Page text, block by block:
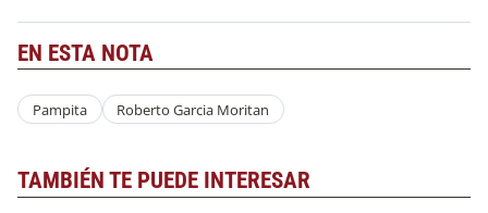
EN ESTA NOTA
Pampita Roberto Garcia Moritan
TAMBIÉN TE PUEDE INTERESAR